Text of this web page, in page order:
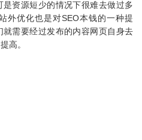
资源短少的情况下很难去做过多
外优化也是对SEO本钱的一种提
需要经过发布的内容网页自身去
高。